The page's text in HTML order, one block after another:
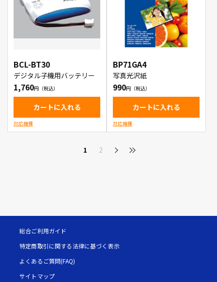
BCL-BT30
デジタル子機用バッテリー
1,760
カートに入れる
対応機種
BP71GA4
写真光沢紙
990
カートに入れる
対応機種
1 2
総合ご利用ガイド
特定商取引に関する法律に基づく表示
よくあるご質問(FAQ)
サイトマップ